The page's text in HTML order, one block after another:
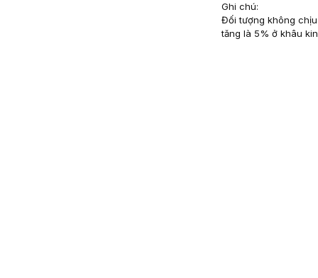
Ghi chú:
Đối tượng không
tăng là 5% ở khâu